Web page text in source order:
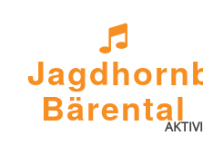
Bärental